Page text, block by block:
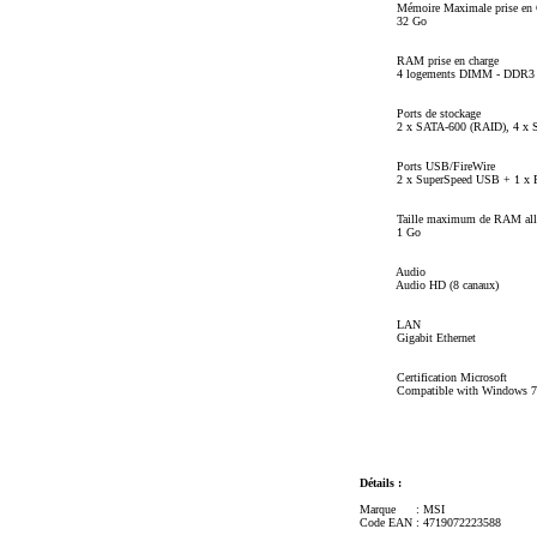
Mémoire Maximale prise en
32 Go
RAM prise en charge
4 logements DIMM - DDR3
Ports de stockage
2 x SATA-600 (RAID), 4 x
Ports USB/FireWire
2 x SuperSpeed USB + 1 x
Taille maximum de RAM
1 Go
Audio
Audio HD (8 canaux)
LAN
Gigabit Ethernet
Certification Microsoft
Compatible with Windows 7
Détails :
Marque
: MSI
Code EAN : 4719072223588